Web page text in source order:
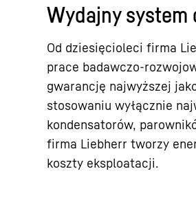
Wydajny system
Od dziesięcioleci firma
prace badawczo-
gwarancję najwyższej
stosowaniu wyłącznie
kondensatorów,
firma Liebherr tworzy
koszty eksploatacji.